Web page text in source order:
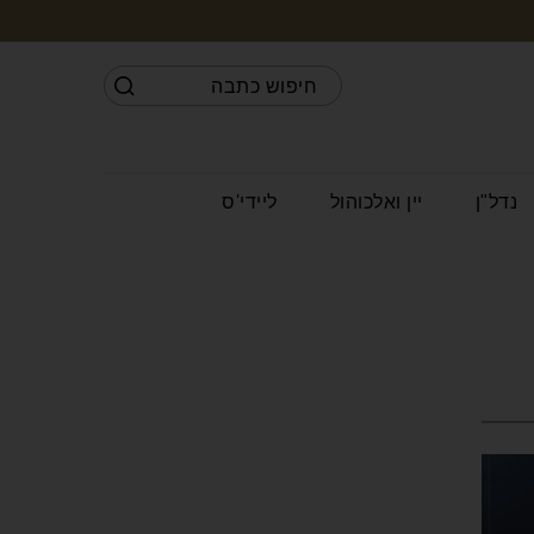
נדל"ן יין ואלכוהול ליידי'ס